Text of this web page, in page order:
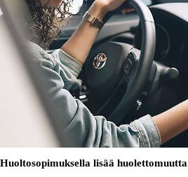
Huoltosopimuksella lisää huolettomuutta